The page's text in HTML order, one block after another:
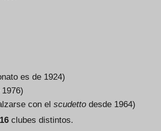
es de 1924)
con elscudetto desde 1964)
16 clubes distintos.